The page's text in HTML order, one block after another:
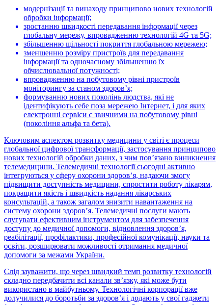
модернізації та винаходу принципово нових технологій
обробки інформації;
зростанню швидкості передавання інформації через
глобальну мережу, впровадженню технологій 4G та 5G;
збільшенню щільності покриття глобальною мережею;
зменшенню розміру пристроїв для передавання
інформації та одночасному збільшенню їх
обчислювальної потужності;
впровадженню на побутовому рівні пристроїв
моніторингу за станом здоров’я;
формуванню нових поколінь людства, які не
ідентифікують себе поза мережею Інтернет, і для яких
електронні сервіси є звичними на побутовому рівні
(покоління альфа та бета).
Ключовим аспектом розвитку медицини у світі є процеси
глобальної цифрової трансформації, застосування принципово
нових технологій обробки даних, з чим пов’язано виникнення
телемедицини. Телемедичні технології сьогодні активно
інтегруються у сферу охорони здоров’я, надаючи змогу
підвищити доступність медицини, спростити роботу лікарям,
покращити якість і швидкість надання лікарських
консультацій, а також загалом знизити навантаження на
систему охорони здоров’я. Телемедичні послуги мають
слугувати ефективним інструментом для забезпечення
доступу до медичної допомоги, відновлення здоров’я,
реабілітації, профілактики, професійної комунікації, науки та
освіти, розширювати можливості отримання медичної
допомоги за межами України.
Слід зауважити, що через швидкий темп розвитку технологій
складно передбачити всі канали зв’язку, які може бути
використано в майбутньому. Технологічні корпорації вже
долучилися до боротьби за здоров’я і додають у свої гаджети